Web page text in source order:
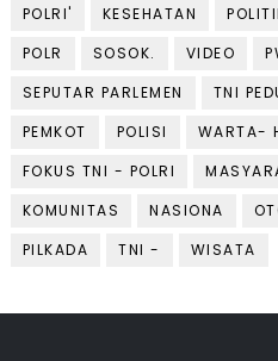
POLRI'
KESEHATAN
POLR
SOSOK. VIDEO
SEPUTAR PARLEMEN
TNI
PEMKOT
POLISI
WARTA-
FOKUS TNI - POLRI
KOMUNITAS
NASIONA
PILKADA
TNI - WISATA